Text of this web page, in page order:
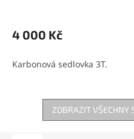
4 000 Kč
Karbonová sedlovka 3T.
ZOBRAZIT VŠECHNY